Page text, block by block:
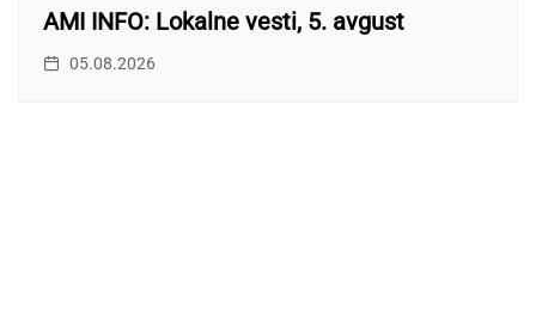
AMI INFO: Lokalne vesti, 5. avgust
05.08.2026